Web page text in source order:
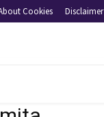
Cookies Disclaimer